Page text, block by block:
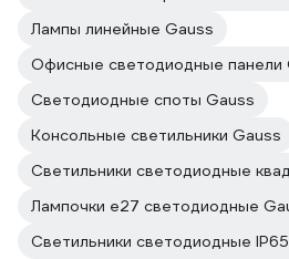
Лампы линейные Gauss
Офисные светодиодные панели
Светодиодные споты Gauss
Консольные светильники Gauss
Светильники светодиодные
Лампочки е27 светодиодные
Светильники светодиодные